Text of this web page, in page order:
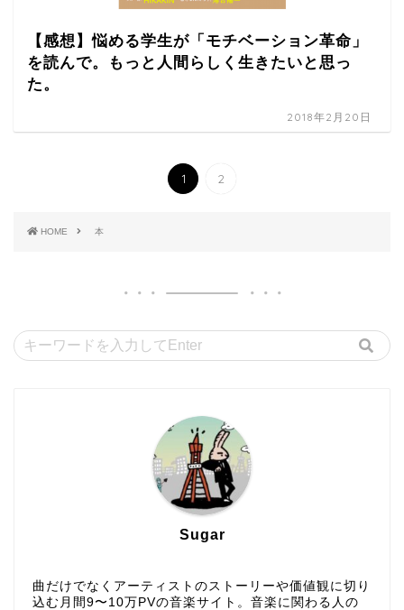
【感想】悩める学生が「モチベーション革命」
を読んで。もっと人間らしく生きたいと思っ
た。
2018年2月20日
1 2
HOME 本
Sugar
曲だけでなくアーティストのストーリーや価値観に切り
込む月間9〜10万PVの音楽サイト。音楽に関わる人の